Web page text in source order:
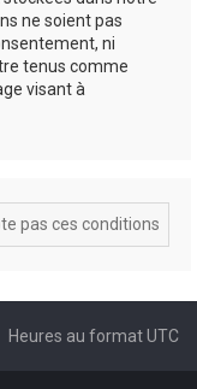
ne soient pas
ni
tenus comme
visant à
Heures au formatUTC